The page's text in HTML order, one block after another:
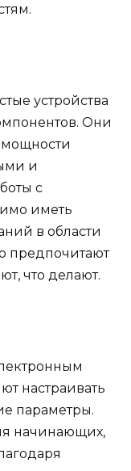
устройства
Они
и
с
иметь
в области
предпочитают
что делают.
настраивать
параметры.
начинающих,